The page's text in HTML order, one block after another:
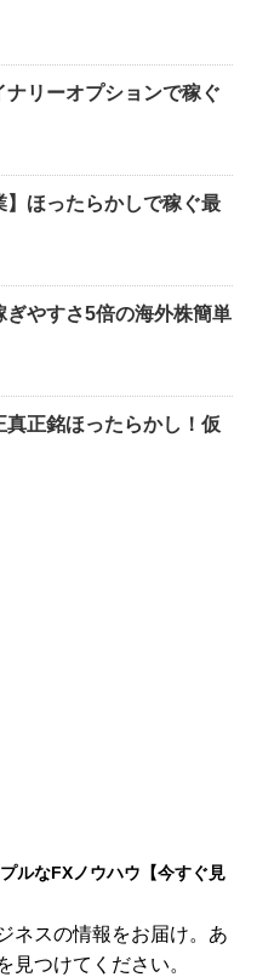
ナリーオプションで稼ぐ
】ほったらかしで稼ぐ最
ぎやすさ5倍の海外株簡単
真正銘ほったらかし！仮
ルなFXノウハウ【今すぐ見
ネスの情報をお届け。あ
見つけてください。